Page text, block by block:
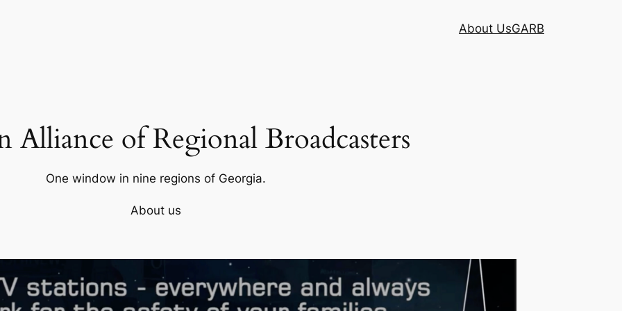
About UsGARB
Alliance of Regional Broadcasters
One window in nine regions of Georgia.
About us